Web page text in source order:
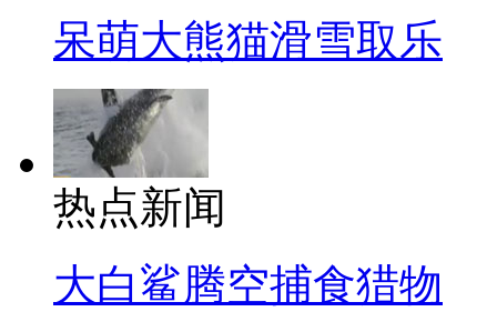
呆萌大熊猫滑雪取乐
热点新闻
大白鲨腾空捕食猎物